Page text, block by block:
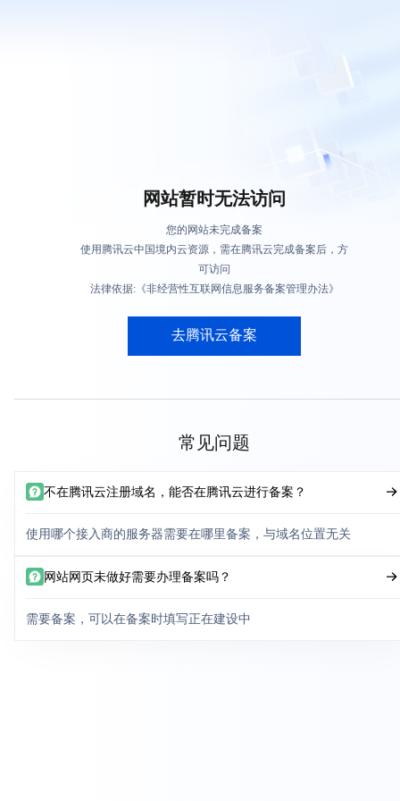
网站暂时无法访问
您的网站未完成备案
使用腾讯云中国境内云资源，需在腾讯云完成备案后，方
可访问
法律依据:《非经营性互联网信息服务备案管理办法》
去腾讯云备案
常见问题
不在腾讯云注册域名，能否在腾讯云进行备案？
使用哪个接入商的服务器需要在哪里备案，与域名位置无关
网站网页未做好需要办理备案吗？
需要备案，可以在备案时填写正在建设中